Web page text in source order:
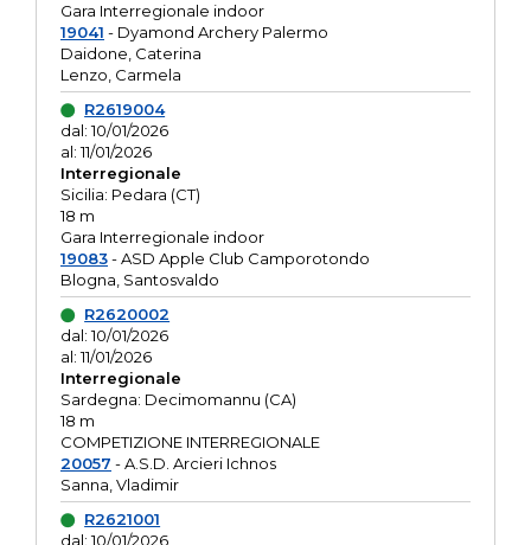
Gara Interregionale indoor
19041 - Dyamond Archery Palermo
Daidone, Caterina
Lenzo, Carmela
R2619004
dal: 10/01/2026
al: 11/01/2026
Interregionale
Sicilia: Pedara (CT)
18 m
Gara Interregionale indoor
19083- ASD Apple Club Camporotondo
Blogna, Santosvaldo
R2620002
dal: 10/01/2026
al: 11/01/2026
Interregionale
Sardegna: Decimomannu (CA)
18 m
COMPETIZIONE INTERREGIONALE
20057 - A.S.D. Arcieri Ichnos
Sanna, Vladimir
R2621001
dal: 10/01/2026